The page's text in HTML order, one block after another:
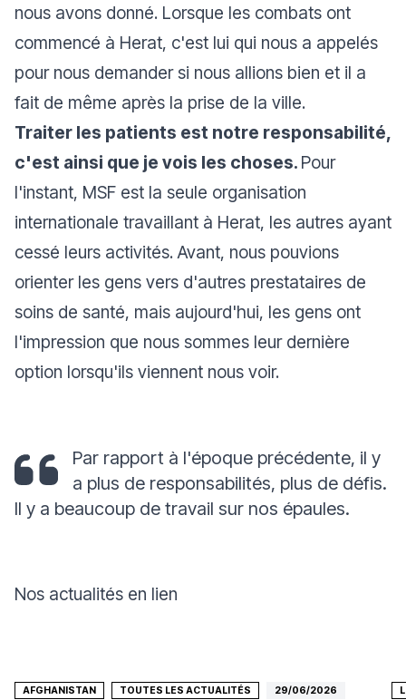
nous avons donné. Lorsque les combats ont
commencé à Herat, c'est lui qui nous a appelés
pour nous demander si nous allions bien et il a
fait de même après la prise de la ville.
Traiter les patients est notre responsabilité,
c'est ainsi que je vois les choses. Pour
l'instant, MSF est la seule organisation
internationale travaillant à Herat, les autres ayant
cessé leurs activités. Avant, nous pouvions
orienter les gens vers d'autres prestataires de
soins de santé, mais aujourd'hui, les gens ont
l'impression que nous sommes leur dernière
option lorsqu'ils viennent nous voir.
Par rapport à l'époque précédente, il y
a plus de responsabilités, plus de défis.
Il y a beaucoup de travail sur nos épaules.
Nos actualités en lien
AFGHANISTAN TOUTES LES ACTUALITÉS 29/06/2026